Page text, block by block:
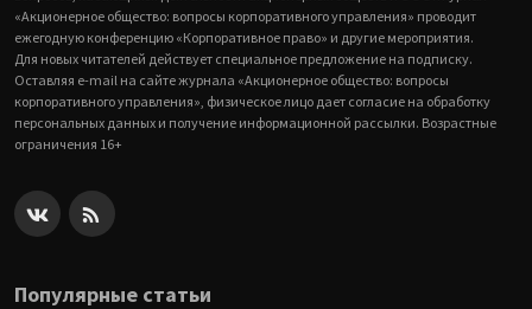
«Акционерное общество: вопросы корпоративного управления» проводит
ежегодную конференцию «Корпоративное право» и другие мероприятия.
Для новых читателей действует специальное предложение на подписку.
Оставляя e-mail на сайте журнала «Акционерное общество: вопросы
корпоративного управления», физическое лицо дает согласие на обработку
персональных данных и получение информационной рассылки. Возрастные
ограничения 16+
Популярные статьи